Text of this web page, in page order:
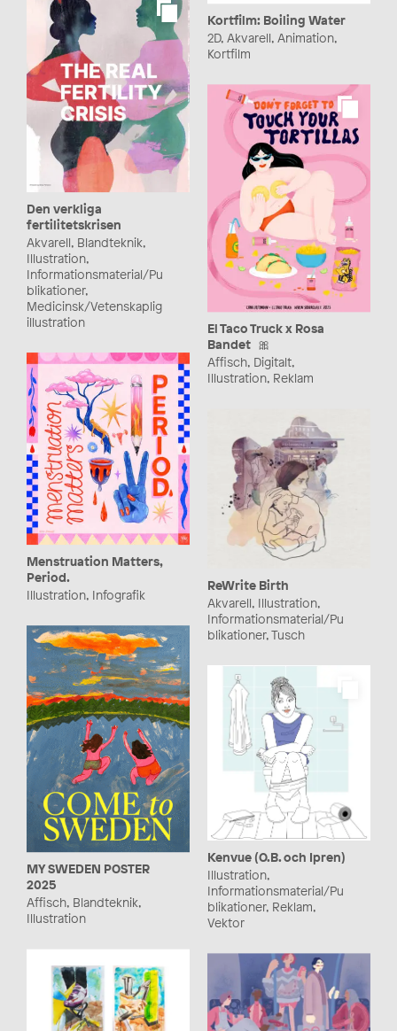
Kortfilm: Boiling Water
2D, Akvarell, Animation,
Kortfilm
Den verkliga
fertilitetskrisen
Akvarell, Blandteknik,
Illustration,
Informationsmaterial/Pu
blikationer,
Medicinsk/Vetenskaplig
illustration
El Taco Truck x Rosa
Bandet 🎀
Affisch, Digitalt,
Illustration, Reklam
Menstruation Matters,
Period.
Illustration, Infografik
ReWrite Birth
Akvarell, Illustration,
Informationsmaterial/Pu
blikationer, Tusch
MY SWEDEN POSTER
2025
Affisch, Blandteknik,
Illustration
Kenvue (O.B. och Ipren)
Illustration,
Informationsmaterial/Pu
blikationer, Reklam,
Vektor